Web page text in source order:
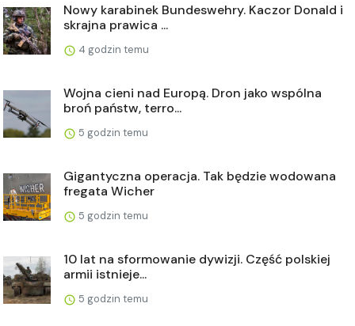
Nowy karabinek Bundeswehry. Kaczor Donald i
skrajna prawica ...
4 godzin temu
Wojna cieni nad Europą. Dron jako wspólna
broń państw, terro...
5 godzin temu
Gigantyczna operacja. Tak będzie wodowana
fregata Wicher
5 godzin temu
10 lat na sformowanie dywizji. Część polskiej
armii istnieje...
5 godzin temu